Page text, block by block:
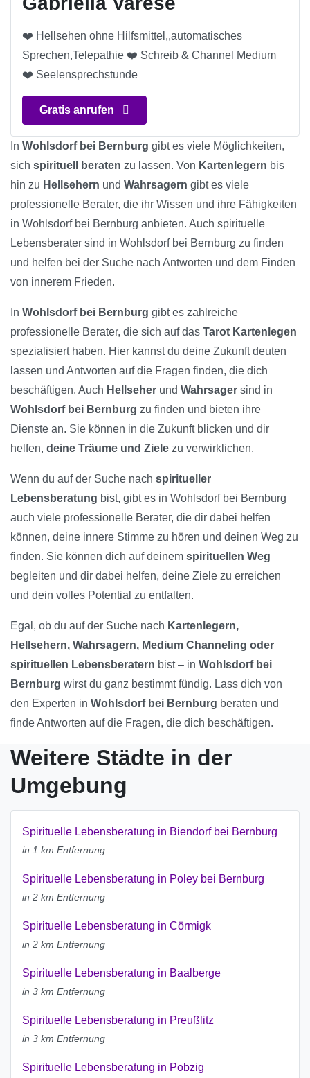
❤️ Hellsehen ohne Hilfsmittel,,automatisches
Sprechen,Telepathie ❤️ Schreib & Channel Medium
❤️ Seelensprechstunde
Gratis anrufen
In Wohlsdorf bei Bernburg gibt es viele Möglichkeiten,
sich spirituell beraten zu lassen. Von Kartenlegern bis
hin zu Hellsehern und Wahrsagern gibt es viele
professionelle Berater, die ihr Wissen und ihre Fähigkeiten
in Wohlsdorf bei Bernburg anbieten. Auch spirituelle
Lebensberater sind in Wohlsdorf bei Bernburg zu finden
und helfen bei der Suche nach Antworten und dem Finden
von innerem Frieden.
In Wohlsdorf bei Bernburg gibt es zahlreiche
professionelle Berater, die sich auf das Tarot Kartenlegen
spezialisiert haben. Hier kannst du deine Zukunft deuten
lassen und Antworten auf die Fragen finden, die dich
beschäftigen. Auch Hellseher und Wahrsager sind in
Wohlsdorf bei Bernburg zu finden und bieten ihre
Dienste an. Sie können in die Zukunft blicken und dir
helfen, deine Träume und Ziele zu verwirklichen.
Wenn du auf der Suche nach spiritueller
Lebensberatung bist, gibt es in Wohlsdorf bei Bernburg
auch viele professionelle Berater, die dir dabei helfen
können, deine innere Stimme zu hören und deinen Weg zu
finden. Sie können dich auf deinem spirituellen Weg
begleiten und dir dabei helfen, deine Ziele zu erreichen
und dein volles Potential zu entfalten.
Egal, ob du auf der Suche nach Kartenlegern,
Hellsehern, Wahrsagern, Medium Channeling oder
spirituellen Lebensberatern bist – in Wohlsdorf bei
Bernburg wirst du ganz bestimmt fündig. Lass dich von
den Experten in Wohlsdorf bei Bernburg beraten und
finde Antworten auf die Fragen, die dich beschäftigen.
Weitere Städte in der
Umgebung
Spirituelle Lebensberatung in Biendorf bei Bernburg
in 1 km Entfernung
Spirituelle Lebensberatung in Poley bei Bernburg
in 2 km Entfernung
Spirituelle Lebensberatung in Cörmigk
in 2 km Entfernung
Spirituelle Lebensberatung in Baalberge
in 3 km Entfernung
Spirituelle Lebensberatung in Preußlitz
in 3 km Entfernung
Spirituelle Lebensberatung in Pobzig